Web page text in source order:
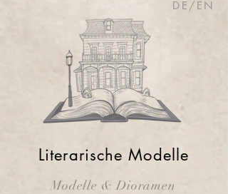
DE/EN
Literarische Modelle
Modelle & Dioramen